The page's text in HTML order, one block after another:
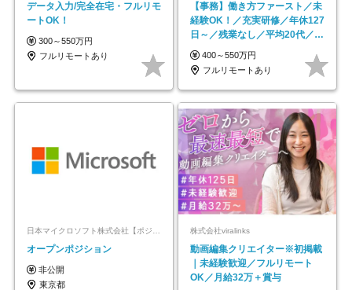
データ入力/完全在宅・フルリモ
ートOK！
300～550万円
フルリモートあり
【事務】働き方ファースト／未
経験OK！／充実研修／年休127
日～／残業なし／平均20代／リ
モートOK
400～550万円
フルリモートあり
オープンポジション
非公開
東京都
株式会社viralinks
動画編集クリエイター※初掲載
｜未経験歓迎／フルリモート
OK／月給32万＋賞与